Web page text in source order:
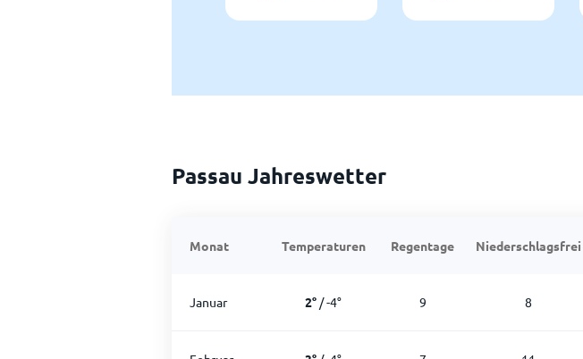
Passau Jahreswetter
Monat Temperaturen Regentage Niederschlagsfrei
Januar 2° /-4° 9 8